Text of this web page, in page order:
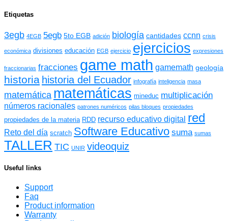
Etiquetas
3egb 4EGB 5egb 5to EGB adición biología cantidades ccnn crisis
económica divisiones educación EGB ejercicio ejercicios expresiones
fraccionarias fracciones game math gamemath geología
historia historia del Ecuador infografía inteligencia masa
matemática matemáticas mineduc multiplicación
números racionales patrones numéricos pilas bloques propiedades
propiedades de la materia RDD recurso educativo digital red
Reto del día scratch Software Educativo suma sumas
TALLER TIC UNIR videoquiz
Useful links
Support
Faq
Product information
Warranty